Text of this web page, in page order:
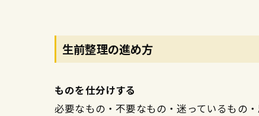
生前整理の進め方
ものを仕分けする
必要なもの・不要なもの・迷っているもの